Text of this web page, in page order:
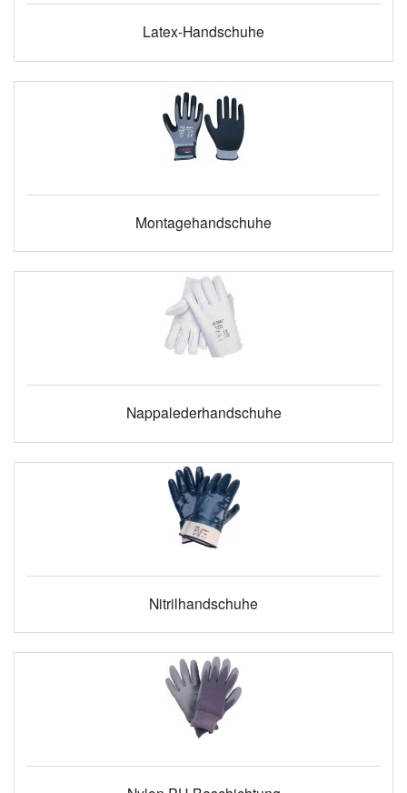
Latex-Handschuhe
Montagehandschuhe
Nappalederhandschuhe
Nitrilhandschuhe